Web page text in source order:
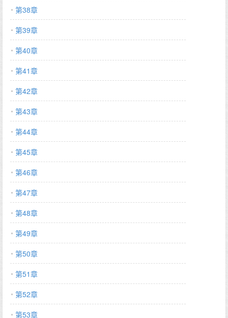
第38章
第39章
第40章
第41章
第42章
第43章
第44章
第45章
第46章
第47章
第48章
第49章
第50章
第51章
第52章
第53章